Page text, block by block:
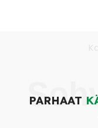
PARHAAT